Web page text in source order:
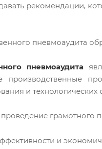
рекомендации,
пневмоаудита
пневмоаудита
производственные
и технологических
грамотного
и